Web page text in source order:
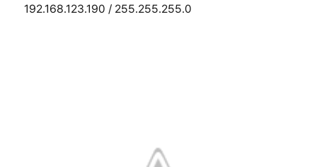
192.168.123.190 / 255.255.255.0